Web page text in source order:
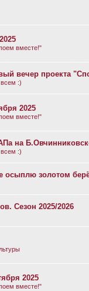
вместе!"
вечер проекта
:)
2025
вместе!"
на
:)
осыплю золотом
Сезон 2025/2026
2025
вместе!"